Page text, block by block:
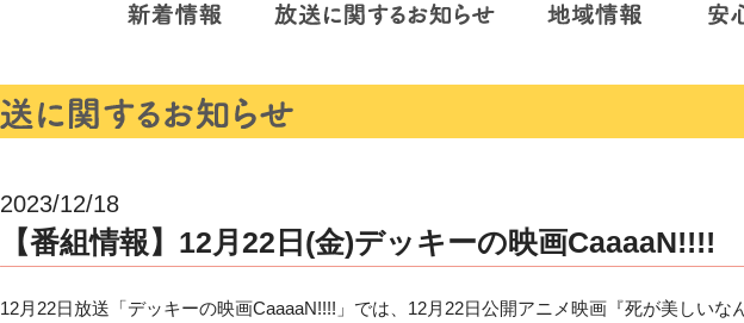
2023/12/18
【番組情報】12月22日(金)デッキーの映画CaaaaN!!!!
12月22日放送「デッキーの映画CaaaaN!!!!」では、12月22日公開アニメ映画『死が美しいな